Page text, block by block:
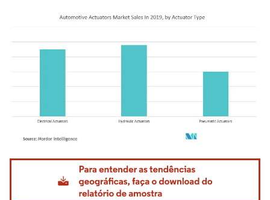
Imagem © Mordor Intelligence. O reuso requer atribuição conforme CC BY 4.0.